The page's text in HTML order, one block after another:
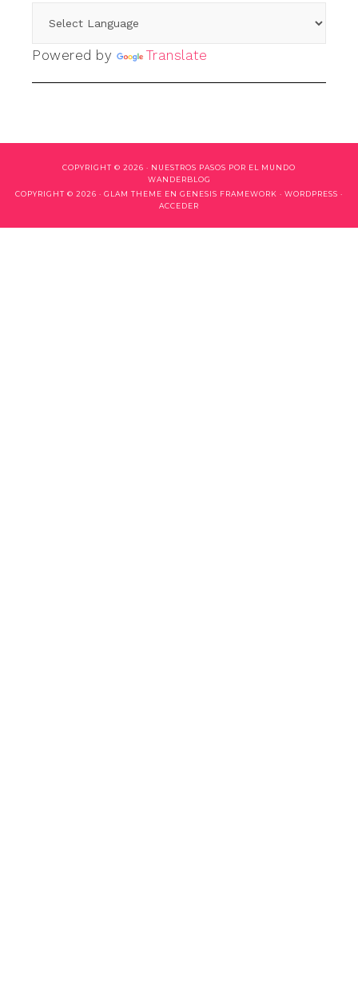
Powered by Translate
COPYRIGHT © 2026 · NUESTROS PASOS POR EL MUNDO
WANDERBLOG
COPYRIGHT © 2026 · GLAM THEME EN GENESIS FRAMEWORK · WORDPRESS ·
ACCEDER